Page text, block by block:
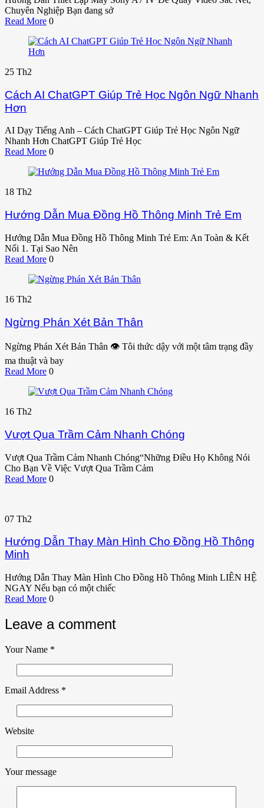
Chuyên Nghiệp Bạn đang sở
Read More 0
25 Th2
Cách AI ChatGPT Giúp Trẻ Học Ngôn Ngữ Nhanh
Hơn
AI Dạy Tiếng Anh – Cách ChatGPT Giúp Trẻ Học Ngôn Ngữ
Nhanh Hơn ChatGPT Giúp Trẻ Học
Read More 0
18 Th2
Hướng Dẫn Mua Đồng Hồ Thông Minh Trẻ Em
Hướng Dẫn Mua Đồng Hồ Thông Minh Trẻ Em: An Toàn & Kết
Nối 1. Tại Sao Nên
Read More 0
16 Th2
Ngừng Phán Xét Bản Thân
Ngừng Phán Xét Bản Thân 👁️ Tôi thức dậy với một tâm trạng đầy
ma thuật và bay
Read More 0
16 Th2
Vượt Qua Trầm Cảm Nhanh Chóng
Vượt Qua Trầm Cảm Nhanh Chóng“Những Điều Họ Không Nói
Cho Bạn Về Việc Vượt Qua Trầm Cảm
Read More 0
07 Th2
Hướng Dẫn Thay Màn Hình Cho Đồng Hồ Thông
Minh
Hướng Dẫn Thay Màn Hình Cho Đồng Hồ Thông Minh LIÊN HỆ
NGAY Nếu bạn có một chiếc
Read More 0
Leave a comment
Your Name *
Email Address *
Website
Your message